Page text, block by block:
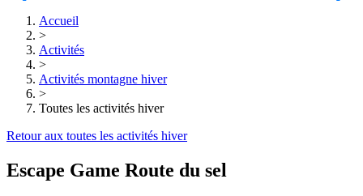
Accueil
>
Activités
>
Activités montagne hiver
>
Toutes les activités hiver
Retour aux toutes les activités hiver
Escape Game Route du sel